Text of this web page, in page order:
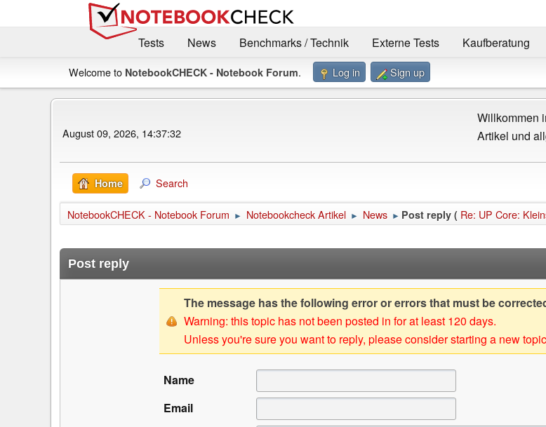
Tests
News Benchmarks / Technik Externe Tests Kaufberatung
Welcome to NotebookCHECK - Notebook Forum. Log in Sign up
August 09, 2026, 14:37:32
Willkommen
Artikel und
Home Search
NotebookCHECK - Notebook Forum ► Notebookcheck Artikel ► News ► Post reply ( Re: UP Core:
Post reply
The message has the following error or errors that must be
Warning: this topic has not been posted in for at least 120 days.
Unless you're sure you want to reply, please consider starting a new
Name
Email